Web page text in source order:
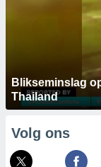
Blikseminslag
Thailand
Volg ons